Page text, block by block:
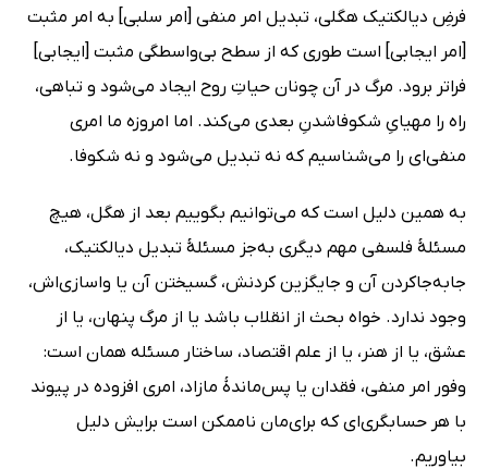
فرضِ دیالکتیک هگلی، تبدیل امر منفی [امر سلبی] به امر مثبت
[امر ایجابی] است طوری که از سطح بی‌واسطگی مثبت [ایجابی]
فراتر برود. مرگ در آن چونان حیاتِ روح ایجاد می‌شود و تباهی،
راه را مهیایِ شکوفاشدنِ بعدی می‌کند. اما امروزه ما امری
منفی‌ای را می‌شناسیم که نه تبدیل می‌شود و نه شکوفا.
به همین دلیل است که می‌توانیم بگوییم بعد از هگل، هیچ
مسئلۀ فلسفی مهم دیگری به‌جز مسئلۀ تبدیل دیالکتیک،
جابه‌جاکردن آن و جایگزین کردنش، گسیختن آن یا واسازی‌اش،
وجود ندارد. خواه بحث از انقلاب باشد یا از مرگ پنهان، یا از
عشق، یا از هنر، یا از علم اقتصاد، ساختار مسئله همان است:
وفور امر منفی، فقدان یا پس‌ماندۀ مازاد، امری افزوده در پیوند
با هر حسابگری‌ای که برای‌مان ناممکن است برایش دلیل
بیاوریم.